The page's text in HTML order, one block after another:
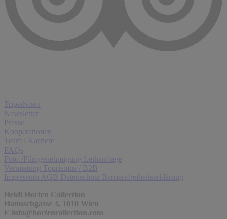
Tripadvisor
Newsletter
Presse
Kooperationen
Team / Karriere
FAQs
Foto-/Filmgenehmigung Leihanfrage
Vermietung Tourismus / B2B
Impressum AGB Datenschutz Barrierefreiheitserklärung
Heidi Horten Collection
Hanuschgasse 3, 1010 Wien
E info@hortencollection.com